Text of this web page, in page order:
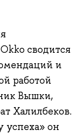
сводится
и
работой
Вышки,
Халилбеков.
успеха» он